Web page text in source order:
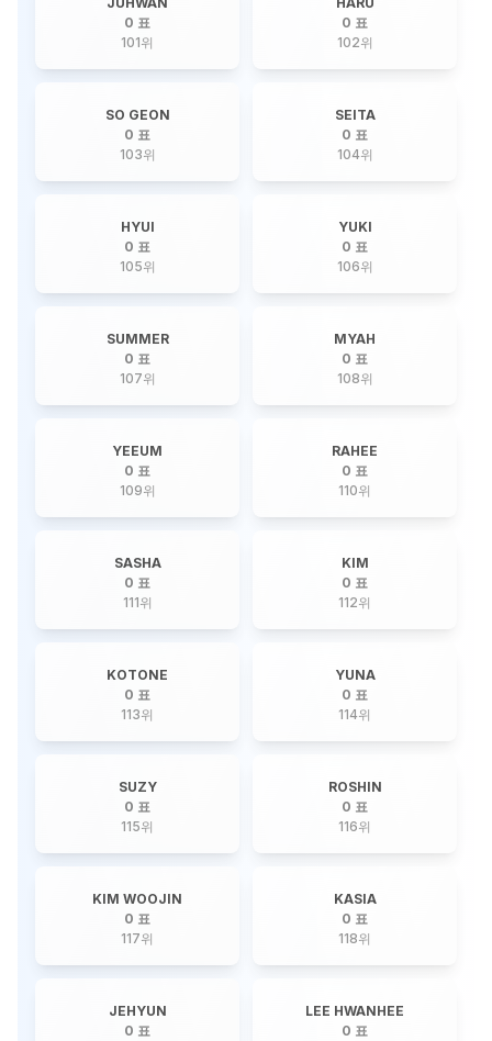
0 표
101위
0 표
102위
SO GEON
0 표
103위
SEITA
0 표
104위
HYUI
0 표
105위
YUKI
0 표
106위
SUMMER
0 표
107위
MYAH
0 표
108위
YEEUM
0 표
109위
RAHEE
0 표
110위
SASHA
0 표
111위
KIM
0 표
112위
KOTONE
0 표
113위
YUNA
0 표
114위
SUZY
0 표
115위
ROSHIN
0 표
116위
KIM WOOJIN
0 표
117위
KASIA
0 표
118위
JEHYUN
0 표
LEE HWANHEE
0 표